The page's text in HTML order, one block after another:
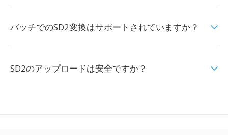
バッチでのSD2変換はサポートされていますか？
SD2のアップロードは安全ですか？